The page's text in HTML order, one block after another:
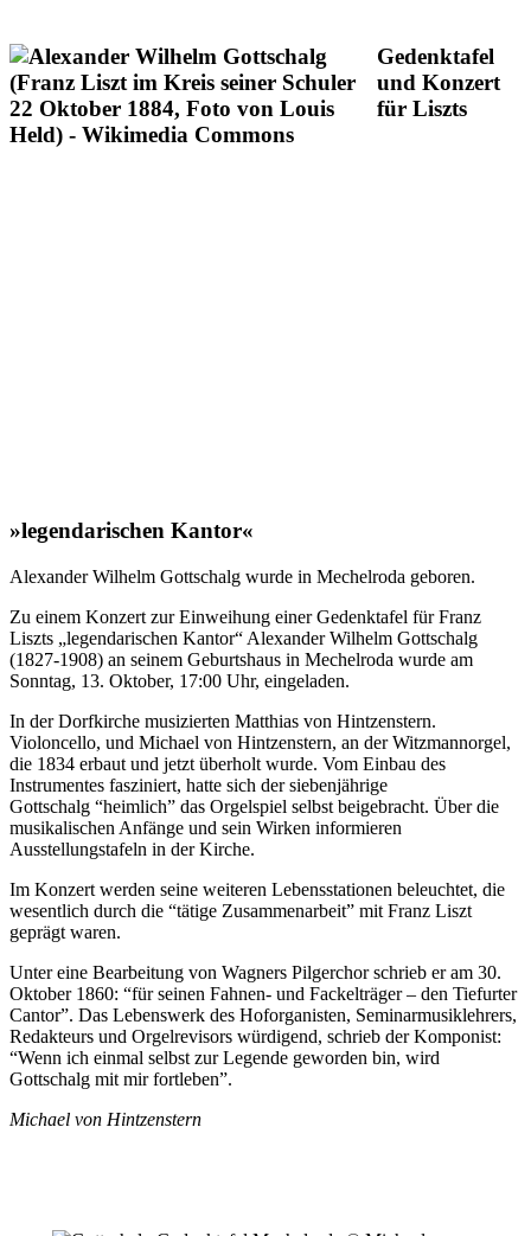
Gedenktafel
und Konzert
für Liszts
»legendarischen Kantor«
Alexander Wilhelm Gottschalg wurde in Mechelroda geboren.
Zu einem Konzert zur Einweihung einer Gedenktafel für Franz
Liszts „legendarischen Kantor“ Alexander Wilhelm Gottschalg
(1827-1908) an seinem Geburtshaus in Mechelroda wurde am
Sonntag, 13. Oktober, 17:00 Uhr, eingeladen.
In der Dorfkirche musizierten Matthias von Hintzenstern.
Violoncello, und Michael von Hintzenstern, an der Witzmannorgel,
die 1834 erbaut und jetzt überholt wurde. Vom Einbau des
Instrumentes fasziniert, hatte sich der siebenjährige
Gottschalg “heimlich” das Orgelspiel selbst beigebracht. Über die
musikalischen Anfänge und sein Wirken informieren
Ausstellungstafeln in der Kirche.
Im Konzert werden seine weiteren Lebensstationen beleuchtet, die
wesentlich durch die “tätige Zusammenarbeit” mit Franz Liszt
geprägt waren.
Unter eine Bearbeitung von Wagners Pilgerchor schrieb er am 30.
Oktober 1860: “für seinen Fahnen- und Fackelträger – den Tiefurter
Cantor”. Das Lebenswerk des Hoforganisten, Seminarmusiklehrers,
Redakteurs und Orgelrevisors würdigend, schrieb der Komponist:
“Wenn ich einmal selbst zur Legende geworden bin, wird
Gottschalg mit mir fortleben”.
Michael von Hintzenstern